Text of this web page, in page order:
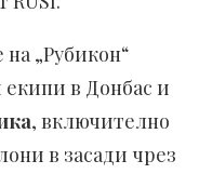
„Рубикон“
в Донбас и
, включително
в засади чрез